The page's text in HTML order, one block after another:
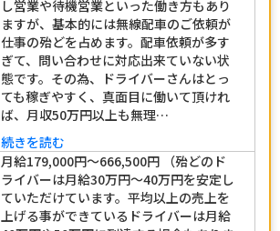
し営業や待機営業といった働き方もあり
ますが、基本的には無線配車のご依頼が
仕事の殆どを占めます。配車依頼が多す
ぎて、問い合わせに対応出来ていない状
態です。その為、ドライバーさんはとっ
ても稼ぎやすく、真面目に働いて頂けれ
ば、月収50万円以上も無理…
続きを読む
月給179,000円～666,500円 （殆どのド
ライバーは月給30万円～40万円を安定し
ていただけています。平均以上の売上を
上げる事ができているドライバーは月給